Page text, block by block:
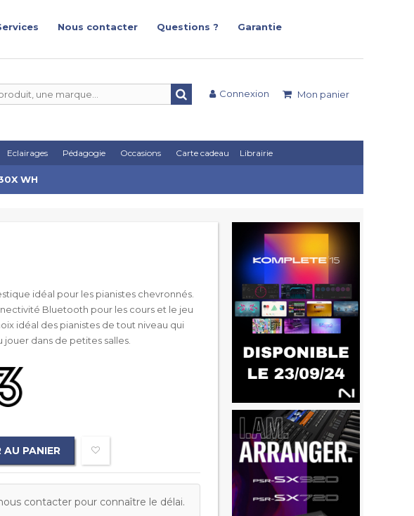
Nous contacter Questions ?
Garantie
Mon panier
Connexion
Eclairages Pédagogie Occasions Carte cadeau Librairie
WH
idéal pour les pianistes chevronnés.
Bluetooth pour les cours et le jeu
idéal des pianistes de tout niveau qui
dans de petites salles.
AU PANIER
contacter pour connaître le délai.